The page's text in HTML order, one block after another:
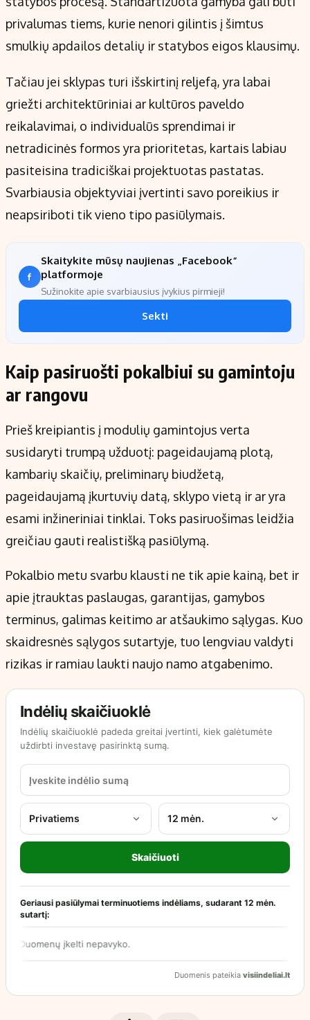
privalumas tiems, kurie nenori gilintis į šimtus
smulkių apdailos detalių ir statybos eigos klausimų.
Tačiau jei sklypas turi išskirtinį reljefą, yra labai
griežti architektūriniai ar kultūros paveldo
reikalavimai, o individualūs sprendimai ir
netradicinės formos yra prioritetas, kartais labiau
pasiteisina tradiciškai projektuotas pastatas.
Svarbiausia objektyviai įvertinti savo poreikius ir
neapsiriboti tik vieno tipo pasiūlymais.
Skaitykite mūsų naujienas „Facebook“
platformoje
Sužinokite apie svarbiausius įvykius pirmieji!
Sekti
Kaip pasiruošti pokalbiui su gamintoju
ar rangovu
Prieš kreipiantis į modulių gamintojus verta
susidaryti trumpą užduotį: pageidaujamą plotą,
kambarių skaičių, preliminarų biudžetą,
pageidaujamą įkurtuvių datą, sklypo vietą ir ar yra
esami inžineriniai tinklai. Toks pasiruošimas leidžia
greičiau gauti realistišką pasiūlymą.
Pokalbio metu svarbu klausti ne tik apie kainą, bet ir
apie įtrauktas paslaugas, garantijas, gamybos
terminus, galimas keitimo ar atšaukimo sąlygas. Kuo
skaidresnės sąlygos sutartyje, tuo lengviau valdyti
rizikas ir ramiau laukti naujo namo atgabenimo.